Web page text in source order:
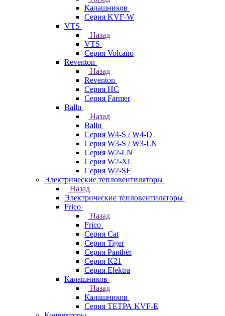
Калашников
Серия KVF-W
VTS
Назад
VTS
Серия Volcano
Reventon
Назад
Reventon
Серия HC
Серия Farmer
Ballu
Назад
Ballu
Серия W4-S / W4-D
Серия W3-S / W3-LN
Серия W2-LN
Серия W2-XL
Серия W2-SF
Электрические тепловентиляторы
Назад
Электрические тепловентиляторы
Frico
Назад
Frico
Серия Cat
Серия Tiger
Серия Panther
Серия K21
Серия Elektra
Калашников
Назад
Калашников
Серия ТЕТРА KVF-E